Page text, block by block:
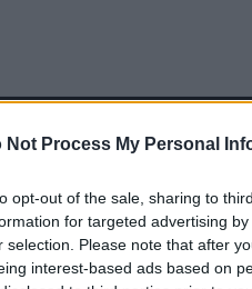
Not Process My Personal
opt-out of the sale, sharing to
for targeted advertising
selection. Please note that after
interest-based ads based on